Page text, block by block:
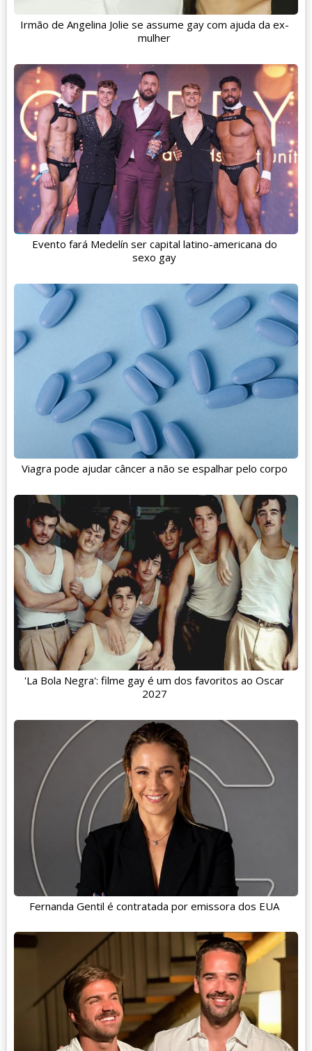
Irmão de Angelina Jolie se assume gay com ajuda da ex-
mulher
Evento fará Medelín ser capital latino-americana do
sexo gay
Viagra pode ajudar câncer a não se espalhar pelo corpo
'La Bola Negra': filme gay é um dos favoritos ao Oscar
2027
Fernanda Gentil é contratada por emissora dos EUA